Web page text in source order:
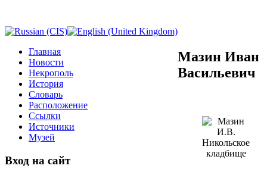
Главная
Новости
Некрополь
История
Словарь
Расположение
Ссылки
Источники
Музей
Вход на сайт
Мазин Иван
Васильевич